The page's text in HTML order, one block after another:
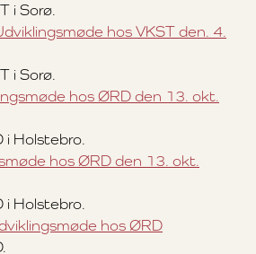
i Sorø.
hos VKST den. 4.
i Sorø.
hos ØRD den 13. okt.
i Holstebro.
hos ØRD den 13. okt.
i Holstebro.
hos ØRD